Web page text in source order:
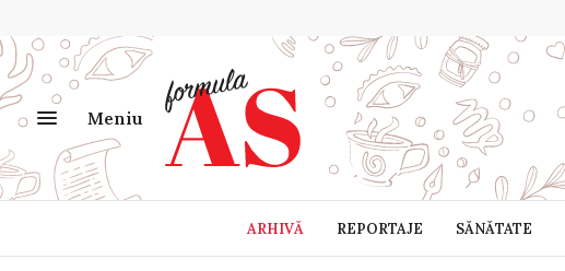
Meniu
ARHIVĂ REPORTAJE SĂNĂTATE